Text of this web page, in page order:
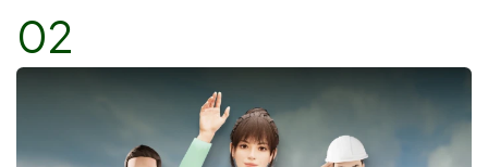
02